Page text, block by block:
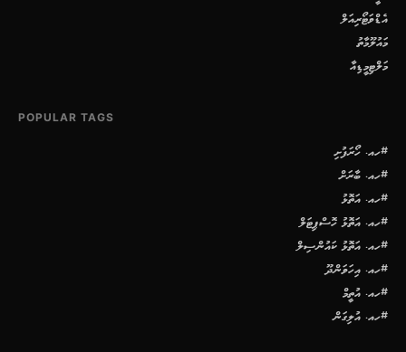
އެޑްވަޓޯރިއަލް
މައުލޫމާތު
މަލްޓިމީޑިއާ
POPULAR TAGS
#ހއ. ހޯރަފުށި
#ހއ. ބާރަށް
#ހއ. އަތޮޅު
#ހއ. އަތޮޅު ހޮސްޕިޓަލް
#ހއ. އަތޮޅު ކައުންސިލް
#ހއ. އިހަވަންދޫ
#ހއ. އުތީމް
#ހއ. އުލިގަން